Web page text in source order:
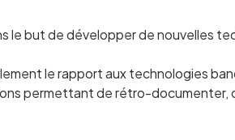
le but de développer de nouvelles
le rapport aux technologies
permettant de rétro-documenter,
de connaissances afin de